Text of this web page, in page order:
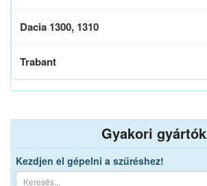
Dacia 1300, 1310
Trabant
Gyakori gyártók
Kezdjen el gépelni a szűréshez!